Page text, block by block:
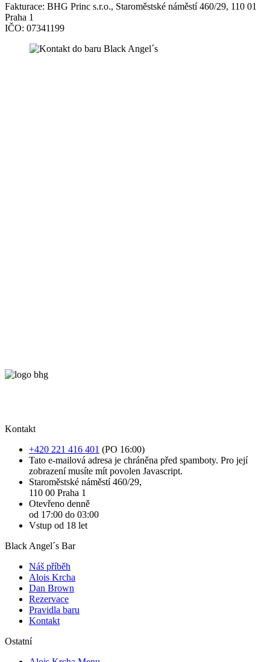
Fakturace: BHG Princ s.r.o., Staroměstské náměstí 460/29, 110 01
Praha 1
IČO: 07341199
Kontakt
+420 221 416 401 (PO 16:00)
Tato e-mailová adresa je chráněna před spamboty. Pro její
zobrazení musíte mít povolen Javascript.
Staroměstské náměstí 460/29,
110 00 Praha 1
Otevřeno denně
od 17:00 do 03:00
Vstup od 18 let
Black Angel´s Bar
Náš příběh
Alois Krcha
Dan Brown
Rezervace
Pravidla baru
Kontakt
Ostatní